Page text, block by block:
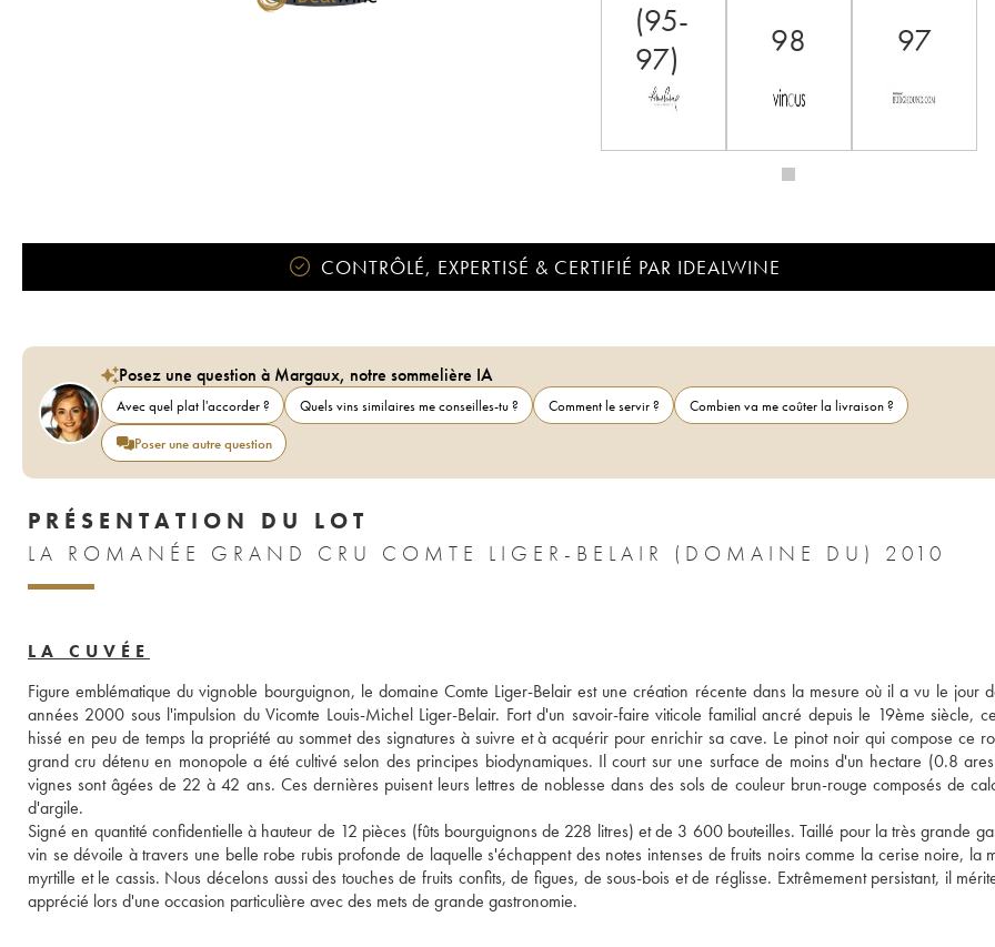
(95-
97)
98 97
CONTRÔLÉ, EXPERTISÉ & CERTIFIÉ PAR IDEALWINE
Posez une question à Margaux, notre sommelière IA
Avec quel plat l'accorder ? Quels vins similaires me conseilles-tu ? Comment le servir ?
Combien va me coûter la livraison ?
Poser une autre question
PRÉSENTATION DU LOT
LA ROMANÉE GRAND CRU COMTE LIGER-BELAIR (DOMAINE DU) 2010
LA CUVÉE
Figure emblématique du vignoble bourguignon, le domaine Comte Liger-Belair est une création récente dans la mesure où il a vu le jour
années 2000 sous l'impulsion du Vicomte Louis-Michel Liger-Belair. Fort d'un savoir-faire viticole familial ancré depuis le 19ème siècle,
hissé en peu de temps la propriété au sommet des signatures à suivre et à acquérir pour enrichir sa cave. Le pinot noir qui compose ce
grand cru détenu en monopole a été cultivé selon des principes biodynamiques. Il court sur une surface de moins d'un hectare (0.8
vignes sont âgées de 22 à 42 ans. Ces dernières puisent leurs lettres de noblesse dans des sols de couleur brun-rouge composés de
d'argile.
Signé en quantité confidentielle à hauteur de 12 pièces (fûts bourguignons de 228 litres) et de 3 600 bouteilles. Taillé pour la très grande
vin se dévoile à travers une belle robe rubis profonde de laquelle s'échappent des notes intenses de fruits noirs comme la cerise noire, la
myrtille et le cassis. Nous décelons aussi des touches de fruits confits, de figues, de sous-bois et de réglisse. Extrêmement persistant, il
apprécié lors d'une occasion particulière avec des mets de grande gastronomie.